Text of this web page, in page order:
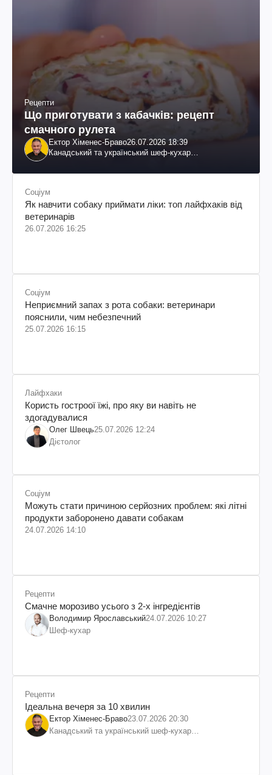
Рецепти
Що приготувати з кабачків: рецепт
смачного рулета
Ектор Хіменес-Браво26.07.2026 18:39
Канадський та український шеф-кухар
Соціум
Як навчити собаку приймати ліки: топ лайфхаків від
ветеринарів
26.07.2026 16:25
Соціум
Неприємний запах з рота собаки: ветеринари
пояснили, чим небезпечний
25.07.2026 16:15
Лайфхаки
Користь гостроої їжі, про яку ви навіть не
здогадувалися
Олег Швець25.07.2026 12:24
Дієтолог
Соціум
Можуть стати причиною серйозних проблем: які літні
продукти заборонено давати собакам
24.07.2026 14:10
Рецепти
Смачне морозиво усього з 2-х інгредієнтів
Володимир Ярославський24.07.2026 10:27
Шеф-кухар
Рецепти
Ідеальна вечеря за 10 хвилин
Ектор Хіменес-Браво23.07.2026 20:30
Канадський та український шеф-кухар